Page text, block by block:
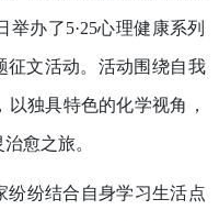
举办了5·25心理健康系列
征文活动。活动围绕自我
独具特色的化学视角，
愈之旅。
纷纷结合自身学习生活点